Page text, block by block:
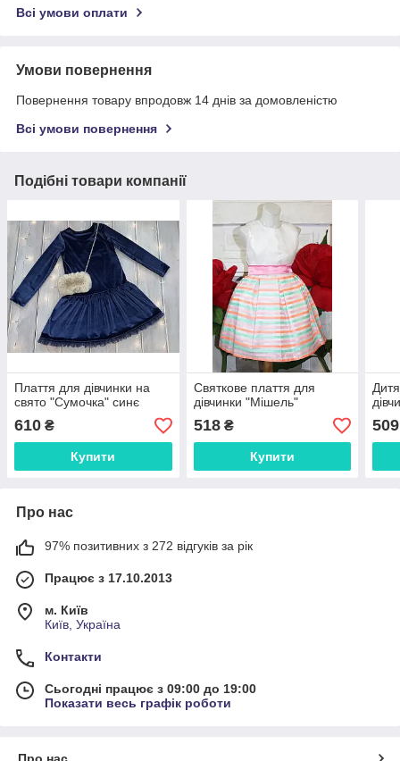
Всі умови оплати
Умови повернення
Повернення товару впродовж 14 днів за домовленістю
Всі умови повернення
Подібні товари компанії
Плаття для дівчинки на
свято "Сумочка" синє
610 ₴
Купити
Святкове плаття для
дівчинки "Мішель"
518₴
Купити
509
Про нас
97% позитивних з 272 відгуків за рік
Працює з 17.10.2013
м. Київ
Київ, Україна
Контакти
Сьогодні працює з 09:00 до 19:00
Показати весь графік роботи